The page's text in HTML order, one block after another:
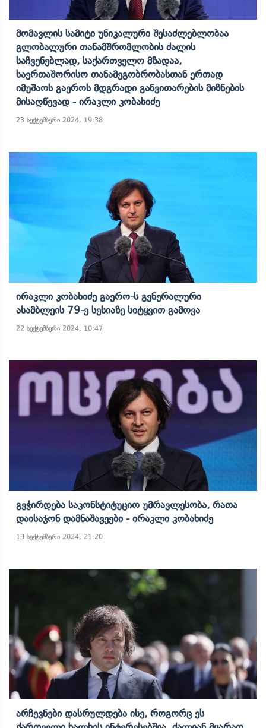
Მომავლის Სამიტი Უნიკალური Შესაძლებლობაა
Გლობალური Თანამშრომლობის Ძალის
Საჩვენებლად, Საქართველო Მზადაა,
Საერთაშორისო Თანამეგობრობასთან Ერთად
Იმუშაოს Გაეროს Მდგრადი Განვითარების Მიზნების
Მისაღწევად - Ირაკლი Კობახიძე
23 სექტემბერი 2024, 19:38
Ირაკლი Კობახიძე Გაერო-Ს Გენერალური
Ასამბლეის 79-Ე Სესიაზე Სიტყვით Გამოვა
22 სექტემბერი 2024, 10:47
Გვჭირდება Საკონსტიტუციო Უმრავლესობა, Რათა
Დაისაჯონ Დამნაშავეები - Ირაკლი Კობახიძე
19 სექტემბერი 2024, 21:20
Არჩევნები Დასრულდება Ისე, Როგორც Ეს